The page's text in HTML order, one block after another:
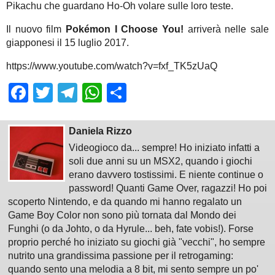
Pikachu che guardano Ho-Oh volare sulle loro teste.
Il nuovo film Pokémon I Choose You! arriverà nelle sale
giapponesi il 15 luglio 2017.
https://www.youtube.com/watch?v=fxf_TK5zUaQ
Facebook
TwitterTelegram
WhatsApp
Daniela Rizzo
Videogioco da... sempre! Ho iniziato infatti a
soli due anni su un MSX2, quando i giochi
erano davvero tostissimi. E niente continue o
password! Quanti Game Over, ragazzi! Ho poi
scoperto Nintendo, e da quando mi hanno regalato un
Game Boy Color non sono più tornata dal Mondo dei
Funghi (o da Johto, o da Hyrule... beh, fate vobis!). Forse
proprio perché ho iniziato su giochi già "vecchi", ho sempre
nutrito una grandissima passione per il retrogaming:
quando sento una melodia a 8 bit, mi sento sempre un po'